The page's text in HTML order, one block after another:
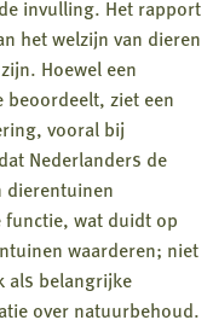
invulling. Het rapport
het welzijn van dieren
Hoewel een
ziet een
vooral bij
Nederlanders de
dierentuinen
functie, wat duidt op
waarderen; niet
als belangrijke
over natuurbehoud.